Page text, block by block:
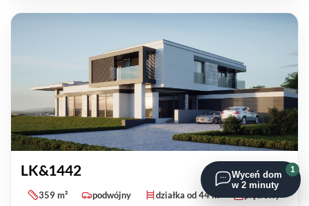
LK&1442
359 m² podwójny działka od 44 m
1
Wyceń dom
w 2 minuty